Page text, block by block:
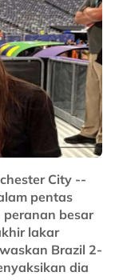
#Norway
City --
pentas
besar
lakar
Brazil 2-
dia